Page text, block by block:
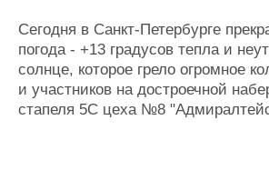
Сегодня в Санкт-Петербурге
погода - +13 градусов тепла и
солнце, которое грело огромное
и участников на достроечной
стапеля 5С цеха №8